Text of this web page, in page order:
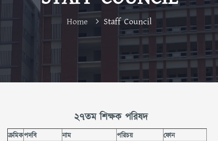
Home Staff Council
২৭তম শিক্ষক পরিষদ
ক্রমিকপদবি নাম পরিচয় ফোন